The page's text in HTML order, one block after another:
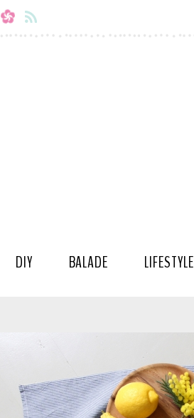
Miss-
DIY BALADE LIFESTYLE